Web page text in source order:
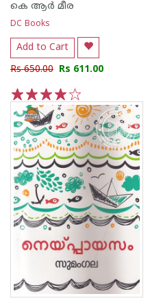
കെ ആര്‍ മീര
DC Books
Add to Cart
Rs 650.00 Rs 611.00
5
4
3
2